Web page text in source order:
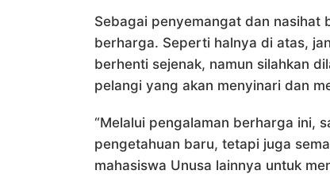
Sebagai penyemangat dan nasihat
berharga. Seperti halnya di atas,
berhenti sejenak, namun silahkan
pelangi yang akan menyinari dan
“Melalui pengalaman berharga ini,
pengetahuan baru, tetapi juga
mahasiswa Unusa lainnya untuk